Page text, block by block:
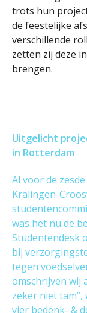
trots hun
de feestelijke
verschillende
zetten zij deze
brengen.
Uitgelicht
in Rotterdam
Al voor de
Kralingen-
was het nu de
Studentendesk
bij
tegen
omschrijven wij
zeker niet tam”,
vier bedenk- &